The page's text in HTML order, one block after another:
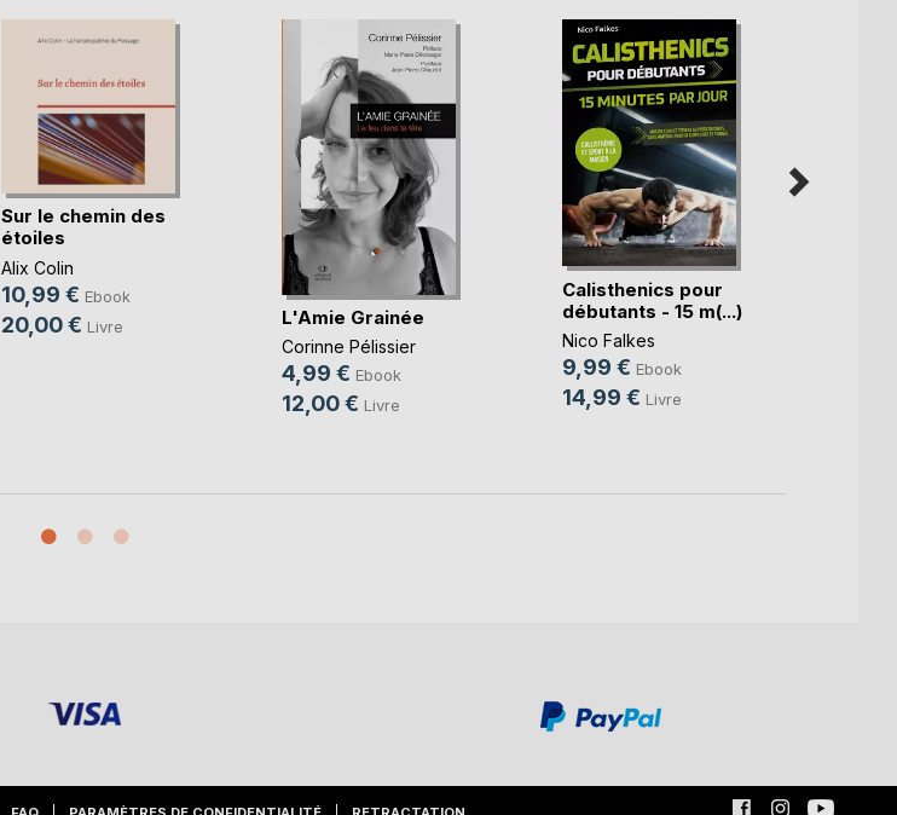
Sur le chemin des
étoiles
Alix Colin
10,99 € Ebook
20,00 € Livre L'Amie Grainée
Corinne Pélissier
4,99 € Ebook
12,00 € Livre
Calisthenics pour
débutants - 15 m(...)
Nico Falkes
9,99 € Ebook
14,99 € Livre